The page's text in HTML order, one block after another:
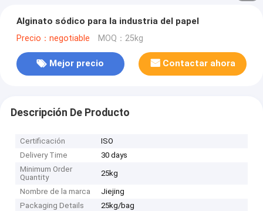
Alginato sódico para la industria del papel
Precio：negotiable MOQ：25kg
Mejor precio Contactar ahora
Descripción De Producto
Certificación
ISO
Delivery Time
30 days
Minimum Order
Quantity
25kg
Nombre de la marca
Jiejing
Packaging Details
25kg/bag